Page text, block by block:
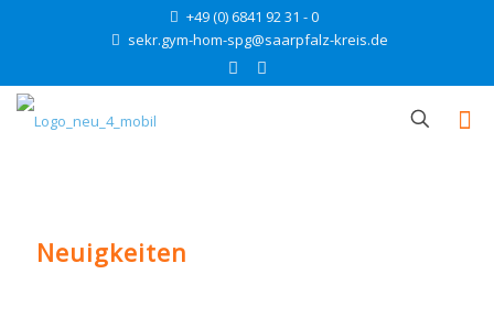
+49 (0) 6841 92 31 - 0
sekr.gym-hom-spg@saarpfalz-kreis.de
Neuigkeiten